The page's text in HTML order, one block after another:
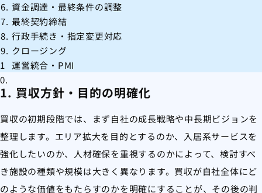
資金調達・最終条件の調整
最終契約締結
行政手続き・指定変更対応
クロージング
運営統合・PMI
1. 買収方針・目的の明確化
買収の初期段階では、まず自社の成長戦略や中長期ビジョンを
整理します。エリア拡大を目的とするのか、入居系サービスを
強化したいのか、人材確保を重視するのかによって、検討すべ
き施設の種類や規模は大きく異なります。買収が自社全体にど
のような価値をもたらすのかを明確にすることが、その後の判